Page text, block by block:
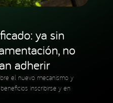
ya sin
no
adherir
el nuevo mecanismo y
inscribirse y en